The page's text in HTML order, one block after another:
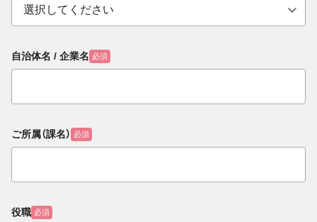
自治体名 / 企業名 必須
ご所属（課名） 必須
役職 必須